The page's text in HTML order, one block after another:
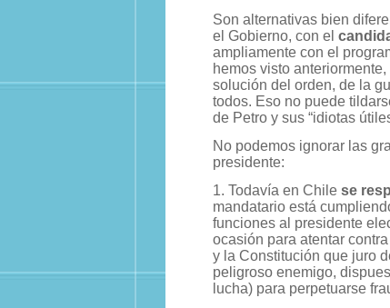
Son alternativas bien
el Gobierno, con el
ampliamente con el
hemos visto
solución del orden, de la
todos. Eso no puede
de Petro y sus “idiotas
No podemos ignorar las
presidente:
1. Todavía en Chile se
mandatario está
funciones al presidente
ocasión para atentar
y la Constitución que juro
peligroso enemigo,
lucha) para perpetuarse